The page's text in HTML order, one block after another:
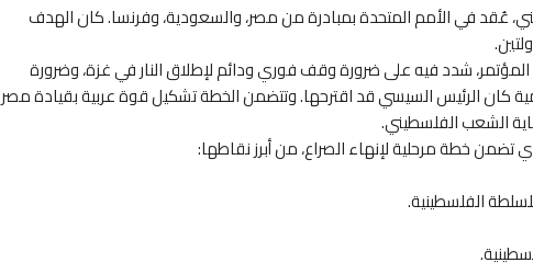
عُقد في الأمم المتحدة بمبادرة من مصر، والسعودية، وفرنسا. كان الهدف
شدد فيه على ضرورة وقف فوري ودائم لإطلاق النار في غزة، وضرورة
كان الرئيس السيسي قد اقترحها. وتتضمن الخطة تشكيل قوة عربية بقيادة مصر
الشعب الفلسطيني.
تضمن خطة مرحلية لإنهاء الصراع، من أبرز نقاطها:
الفلسطينية.